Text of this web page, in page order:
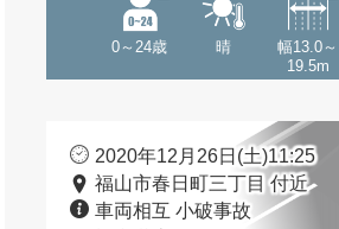
0～24歳 晴
幅13.0～
19.5m
2020年12月26日(土)11:25
福山市春日町三丁目 付近
車両相互 小破事故